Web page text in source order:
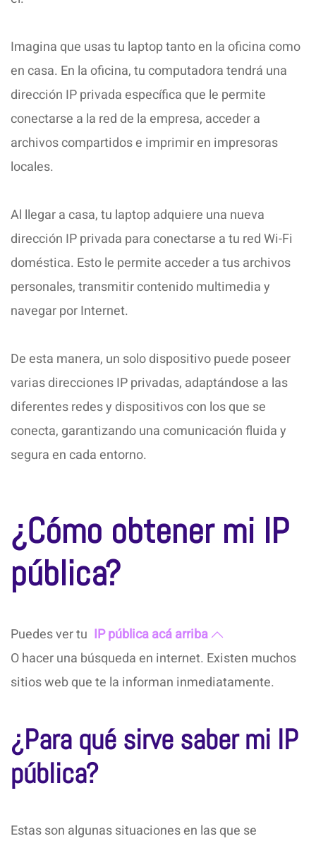
Imagina que usas tu laptop tanto en la oficina como
en casa. En la oficina, tu computadora tendrá una
dirección IP privada específica que le permite
conectarse a la red de la empresa, acceder a
archivos compartidos e imprimir en impresoras
locales.
Al llegar a casa, tu laptop adquiere una nueva
dirección IP privada para conectarse a tu red Wi-Fi
doméstica. Esto le permite acceder a tus archivos
personales, transmitir contenido multimedia y
navegar por Internet.
De esta manera, un solo dispositivo puede poseer
varias direcciones IP privadas, adaptándose a las
diferentes redes y dispositivos con los que se
conecta, garantizando una comunicación fluida y
segura en cada entorno.
¿Cómo obtener mi IP
pública?
Puedes ver tu IP pública acá arriba
O hacer una búsqueda en internet. Existen muchos
sitios web que te la informan inmediatamente.
¿Para qué sirve saber mi IP
pública?
Estas son algunas situaciones en las que se